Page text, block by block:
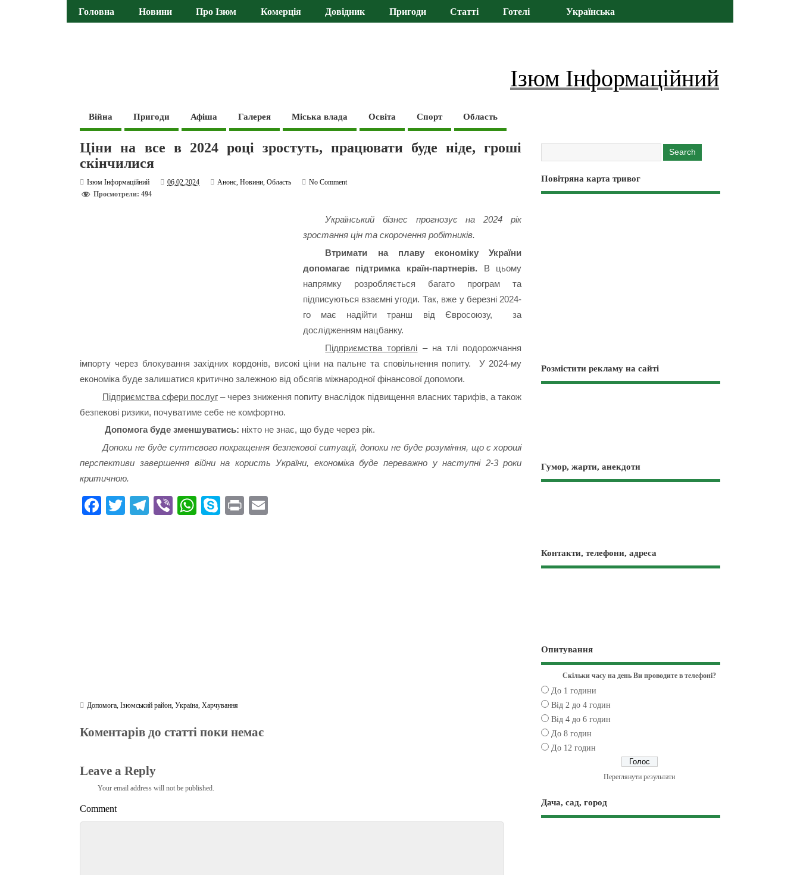
Головна Новини Про Ізюм Комерція Довідник Пригоди Статті Готелі Українська
Ізюм Інформаційний
Війна Пригоди Афіша Галерея Міська влада Освіта Спорт Область
Ціни на все в 2024 році зростуть, працювати буде ніде, гроші
скінчилися
Ізюм Інформаційний 06.02.2024 Анонс,Новини,Область
No Comment
Просмотрели: 494
Український бізнес прогнозує на 2024 рік
зростання цін та скорочення робітників.
Втримати на плаву економіку України
допомагає підтримка країн-партнерів. В цьому
напрямку розробляється багато програм та
підписуються взаємні угоди. Так, вже у березні 2024-
го має надійти транш від Євросоюзу, за
дослідженням нацбанку.
Підприємства торгівлі – на тлі подорожчання
імпорту через блокування західних кордонів, високі ціни на пальне та сповільнення попиту. У 2024-му
економіка буде залишатися критично залежною від обсягів міжнародної фінансової допомоги.
Підприємства сфери послуг– через зниження попиту внаслідок підвищення власних тарифів, а також
безпекові ризики, почуватиме себе не комфортно.
Допомога буде зменшуватись: ніхто не знає, що буде через рік.
Допоки не буде суттєвого покращення безпекової ситуації, допоки не буде розуміння, що є хороші
перспективи завершення війни на користь України, економіка буде переважно у наступні 2-3 роки
критичною.
Fa T
Te Vi
W
S
Pr
Допомога,Ізюмський район,Україна,Харчування
Коментарів до статті поки немає
Leave a Reply
Your email address will not be published.
Comment
Повітряна карта тривог
Розмістити рекламу на сайті
Гумор, жарти, анекдоти
Контакти, телефони, адреса
Опитування
Скільки часу на день Ви проводите в телефоні?
До 1 години
Від 2 до 4 годин
Від 4 до 6 годин
До 8 годин
До 12 годин
Переглянути результати
Дача, сад, город